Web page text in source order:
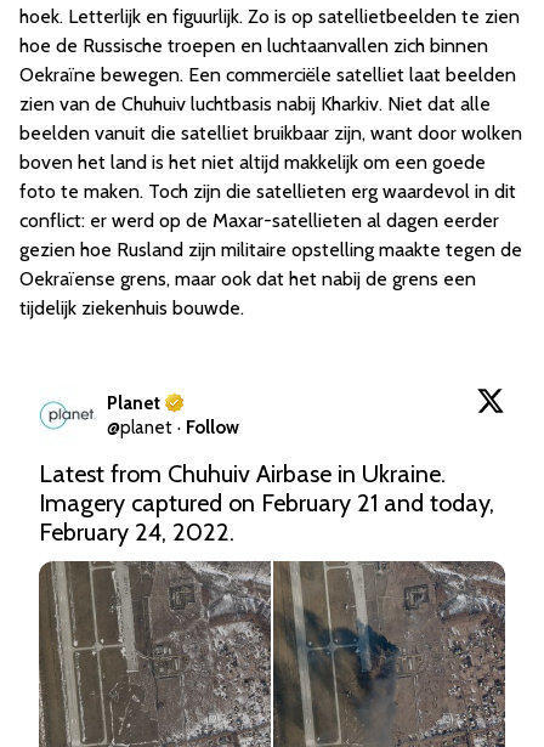
hoek. Letterlijk en figuurlijk. Zo is op satellietbeelden te zien
hoe de Russische troepen en luchtaanvallen zich binnen
Oekraïne bewegen. Een commerciële satelliet laat beelden
zien van de Chuhuiv luchtbasis nabij Kharkiv. Niet dat alle
beelden vanuit die satelliet bruikbaar zijn, want door wolken
boven het land is het niet altijd makkelijk om een goede
foto te maken. Toch zijn die satellieten erg waardevol in dit
conflict: er werd op de Maxar-satellieten al dagen eerder
gezien hoe Rusland zijn militaire opstelling maakte tegen de
Oekraïense grens, maar ook dat het nabij de grens een
tijdelijk ziekenhuis bouwde.
Planet
@planet · Follow
Latest from Chuhuiv Airbase in Ukraine.
Imagery captured on February 21 and today,
February 24, 2022.